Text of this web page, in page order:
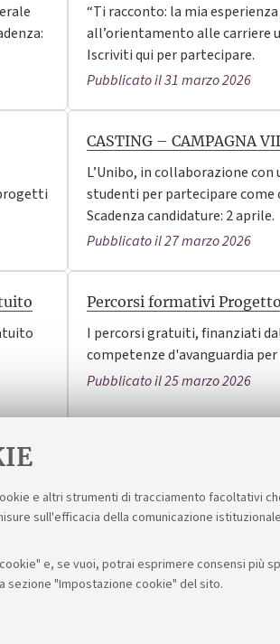
e altri strumenti di tracciamento facoltativi
sull'efficacia della comunicazione
e, se vuoi, potrai esprimere consensi più
"Impostazione cookie" del sito.
“Ti racconto: la mia
all’orientamento alle carriere
Iscriviti qui per partecipare.
Pubblicato il 31 marzo 2026
CASTING – CAMPAGNA
L’Unibo, in collaborazione con
studenti per partecipare come
Scadenza candidature: 2 aprile.
Pubblicato il 27 marzo 2026
Percorsi formativi
I percorsi gratuiti, finanziati
competenze d'avanguardia
Pubblicato il 25 marzo 2026